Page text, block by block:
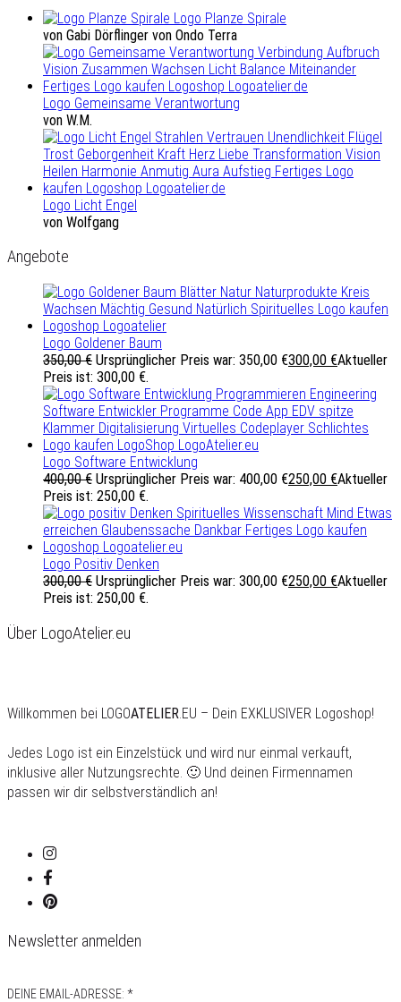
Logo Planze Spirale
von Gabi Dörflinger von Ondo Terra
Logo Gemeinsame Verantwortung
von W.M.
Logo Licht Engel
von Wolfgang
Angebote
Logo Goldener Baum
350,00€ Ursprünglicher Preis war: 350,00 €300,00 €Aktueller
Preis ist: 300,00 €.
Logo Software Entwicklung
400,00€ Ursprünglicher Preis war: 400,00 €250,00 €Aktueller
Preis ist: 250,00 €.
Logo Positiv Denken
300,00€ Ursprünglicher Preis war: 300,00 €250,00 €Aktueller
Preis ist: 250,00 €.
Über LogoAtelier.eu
Willkommen bei LOGOATELIER.EU – Dein EXKLUSIVER Logoshop!
Jedes Logo ist ein Einzelstück und wird nur einmal verkauft,
inklusive aller Nutzungsrechte. 🙂 Und deinen Firmennamen
passen wir dir selbstverständlich an!
Newsletter anmelden
DEINE EMAIL-ADRESSE: *